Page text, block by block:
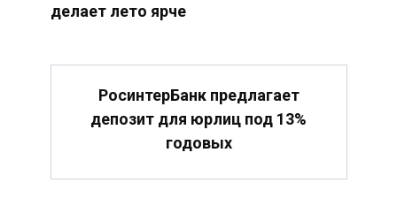
делает лето ярче
РосинтерБанк предлагает
депозит для юрлиц под 13%
годовых